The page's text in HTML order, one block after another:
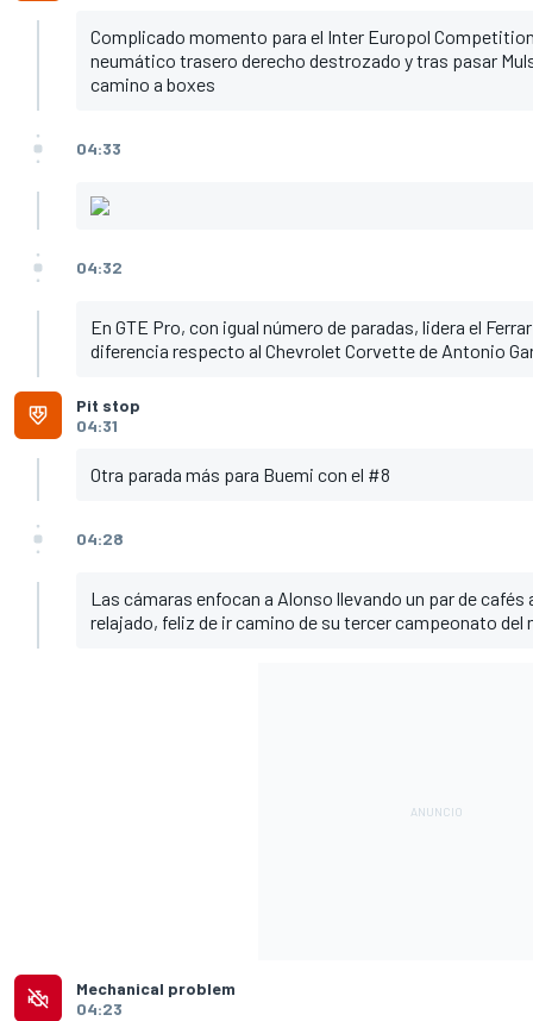
Complicado momento para el Inter Europol
neumático trasero derecho destrozado y tras pasar
camino a boxes
04:33
04:32
En GTE Pro, con igual número de paradas, lidera el
diferencia respecto al Chevrolet Corvette de Antonio
Pit stop
04:31
Otra parada más para Buemi con el #8
04:28
Las cámaras enfocan a Alonso llevando un par de
relajado, feliz de ir camino de su tercer campeonato del
Mechanical problem
04:23